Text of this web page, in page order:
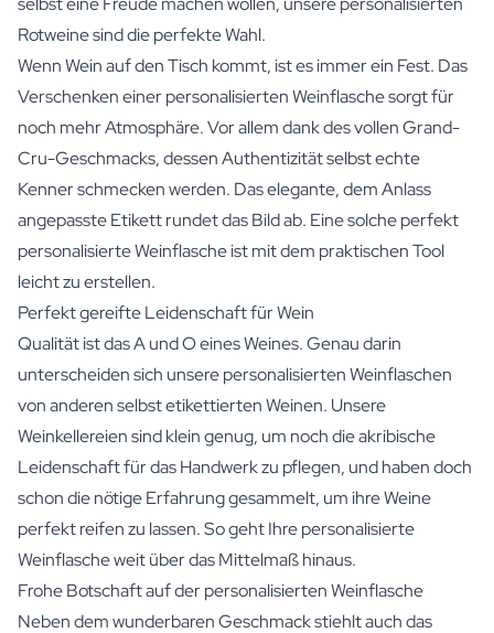
Rotweine sind die perfekte Wahl.
Wenn Wein auf den Tisch kommt, ist es immer ein Fest. Das
Verschenken einer personalisierten Weinflasche sorgt für
noch mehr Atmosphäre. Vor allem dank des vollen Grand-
Cru-Geschmacks, dessen Authentizität selbst echte
Kenner schmecken werden. Das elegante, dem Anlass
angepasste Etikett rundet das Bild ab. Eine solche perfekt
personalisierte Weinflasche ist mit dem praktischen Tool
leicht zu erstellen.
Perfekt gereifte Leidenschaft für Wein
Qualität ist das A und O eines Weines. Genau darin
unterscheiden sich unsere personalisierten Weinflaschen
von anderen selbst etikettierten Weinen. Unsere
Weinkellereien sind klein genug, um noch die akribische
Leidenschaft für das Handwerk zu pflegen, und haben doch
schon die nötige Erfahrung gesammelt, um ihre Weine
perfekt reifen zu lassen. So geht Ihre personalisierte
Weinflasche weit über das Mittelmaß hinaus.
Frohe Botschaft auf der personalisierten Weinflasche
Neben dem wunderbaren Geschmack stiehlt auch das